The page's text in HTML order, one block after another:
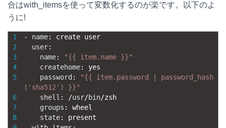
合はwith_itemsを使って変数化するのが楽です。以下のよ
うに!
1
2
3
4
5
6
7
8
- name: create user
user:
name:
"{{ item.name }}"
createhome:
yes
password :
"{{ item.password | password_hash
('sha512') }}"
shell : /usr/bin/zsh
groups :
wheel
state:
present